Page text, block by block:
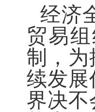
经济
贸易
制，为
续发展
界决不